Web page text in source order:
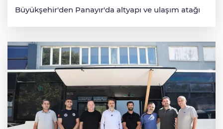
Büyükşehir'den Panayır'da altyapı ve ulaşım atağı